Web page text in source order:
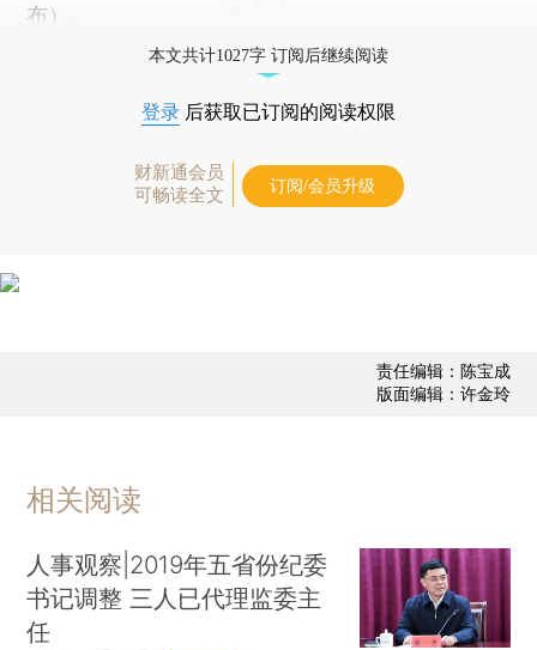
布）。
本文共计1027字 订阅后继续阅读
登录 后获取已订阅的阅读权限
财新通会员
可畅读全文
订阅/会员升级
责任编辑：陈宝成
版面编辑：许金玲
相关阅读
人事观察|2019年五省份纪委
书记调整 三人已代理监委主
任